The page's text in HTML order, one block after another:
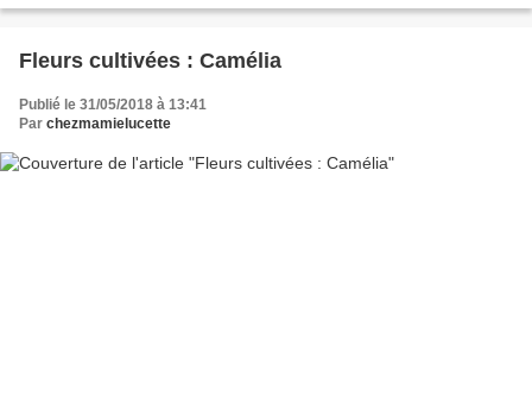
Fleurs cultivées : Camélia
Publié le 31/05/2018 à 13:41
Par chezmamielucette